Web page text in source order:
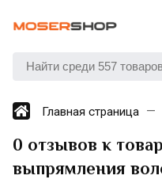
Главная страница
0 отзывов к
выпрямления